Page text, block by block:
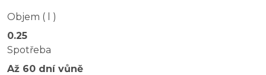
Objem ( l )
0.25
Spotřeba
Až 60 dní vůně